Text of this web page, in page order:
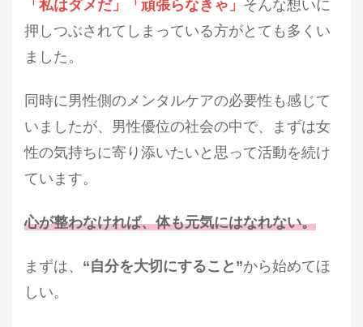
「私はダメだ」「頑張らなきゃ」 そんな想いに
押しつぶされてしまっている方がとても多くい
ました。
同時に男性側のメンタルケアの必要性も感じて
いましたが、男性優位の社会の中で、まずは女
性の気持ちに寄り添いたいと思って活動を続け
ています。
心が整わなければ、体も元気にはなれない。
まずは、 “自分を大切にすること”から始めてほ
しい。